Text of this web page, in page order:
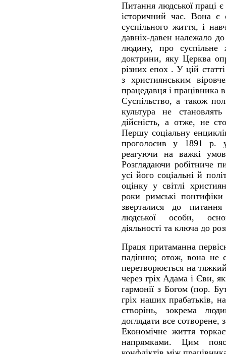
Питання людської праці
історичний час. Вона є
суспільного життя, і
давніх-давен належало
людину, про суспільне
доктрини, яку Церква
різних епох . У цій
з християнським
працедавця і працівника
Суспільство, а також
культура не
дійсність, а отже, не
Першу соціальну
проголосив у 1891 р.
реагуючи на важкі
Розглядаючи робітниче
усі його соціальні й
оцінку у світлі
роки римські
зверталися до
людської особи,
діяльності та ключа до
Праця притаманна
падінню; отож, вона не
перетворюється на
через гріх Адама і Єви,
гармонії з Богом (пор.
гріх наших прабатьків,
створінь, зокрема
доглядати все
Економічне життя
напрямками. Цим